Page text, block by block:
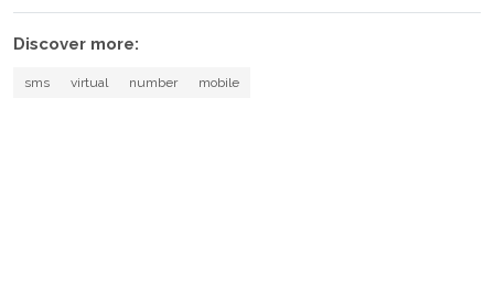
Discover more:
sms virtual number mobile